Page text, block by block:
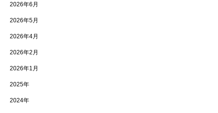
2026年6月
2026年5月
2026年4月
2026年2月
2026年1月
2025年
2024年